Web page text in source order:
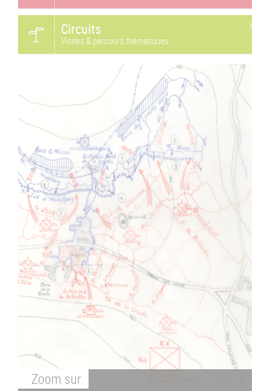
Circuits
Visites & parcours thématiques
Zoom sur